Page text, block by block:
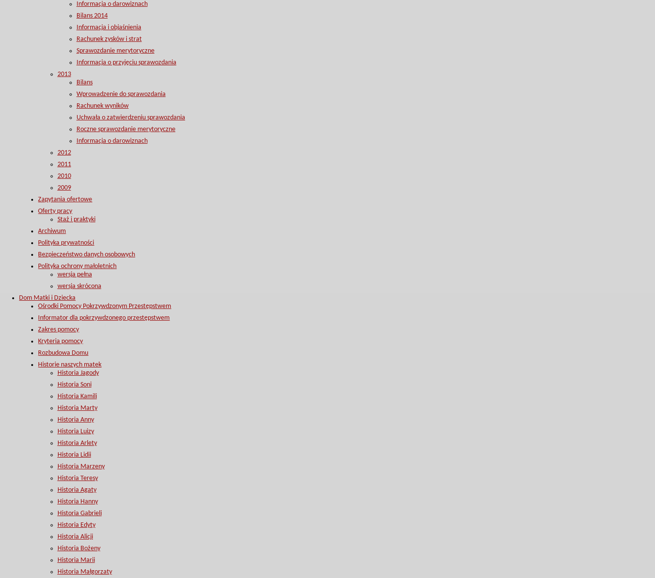
Informacja o darowiznach
Bilans 2014
Informacja i objaśnienia
Rachunek zysków i strat
Sprawozdanie merytoryczne
Informacja o przyjęciu sprawozdania
2013
Bilans
Wprowadzenie do sprawozdania
Rachunek wyników
Uchwała o zatwierdzeniu sprawozdania
Roczne sprawozdanie merytoryczne
Informacja o darowiznach
2012
2011
2010
2009
Zapytania ofertowe
Oferty pracy
Staż i praktyki
Archiwum
Polityka prywatności
Bezpieczeństwo danych osobowych
Polityka ochrony małoletnich
wersja pełna
wersja skrócona
Dom Matki i Dziecka
Ośrodki Pomocy Pokrzywdzonym Przestępstwem
Informator dla pokrzywdzonego przestępstwem
Zakres pomocy
Kryteria pomocy
Rozbudowa Domu
Historie naszych matek
Historia Jagody
Historia Soni
Historia Kamili
Historia Marty
Historia Anny
Historia Luizy
Historia Arlety
Historia Lidii
Historia Marzeny
Historia Teresy
Historia Agaty
Historia Hanny
Historia Gabrieli
Historia Edyty
Historia Alicji
Historia Bożeny
Historia Marii
Historia Małgorzaty